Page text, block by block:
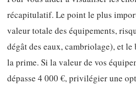
récapitulatif. Le point le plus
valeur totale des équipements,
dégât des eaux, cambriolage), et
la prime. Si la valeur de vos
dépasse 4 000 €, privilégier une